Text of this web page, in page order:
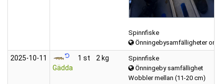
Spinnfiske
Önningebysamfälligheter
2025‑10‑11
Gädda
1 st 2 kg
Spinnfiske
Önningeby samfällighet
Wobbler mellan (11-20 cm)